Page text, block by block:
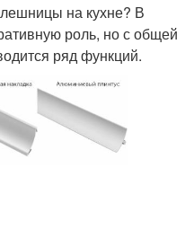
на кухне? В
роль, но с общей
ряд функций.